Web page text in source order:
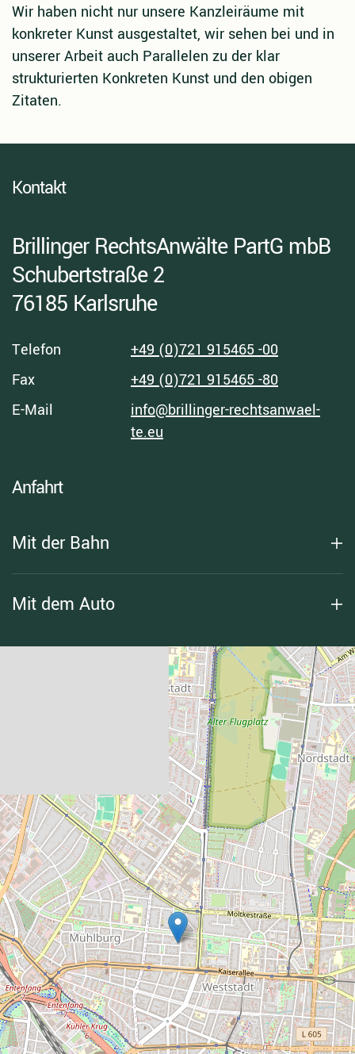
Wir haben nicht nur unsere Kanzleiräume mit
konkreter Kunst ausgestaltet, wir sehen bei und in
unserer Arbeit auch Parallelen zu der klar
strukturierten Konkreten Kunst und den obigen
Zitaten.
Kontakt
Bril­lin­ger Rechts­An­wäl­te PartG mbB
Schu­bert­stra­ße 2
76185 Karls­ru­he
Telefon
+49 (0)721 915465 -00
Fax
+49 (0)721 915465 -80
E-Mail
info@​brillinger-​rechts­an­wael­
te.eu
Anfahrt
Mit der Bahn
Mit dem Auto